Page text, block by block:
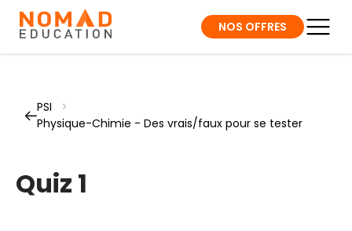
NOS OFFRES
PSI
>
Physique-Chimie - Des vrais/faux pour se tester
Quiz 1